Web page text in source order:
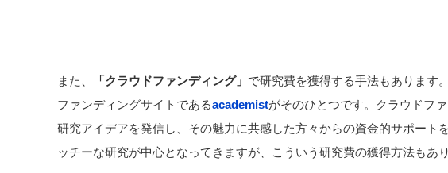
また、 「クラウドファンディング」 で研究費を獲得する手法もあります
ファンディングサイトであるacademistがそのひとつです。クラウドフ
研究アイデアを発信し、その魅力に共感した方々からの資金的サポート
ッチーな研究が中心となってきますが、こういう研究費の獲得方法もあ